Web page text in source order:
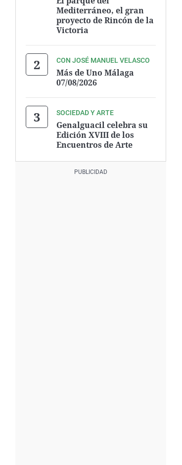
Mediterráneo, el gran
proyecto de Rincón de la
Victoria
CON JOSÉ MANUEL VELASCO
Más de Uno Málaga
07/08/2026
SOCIEDAD Y ARTE
Genalguacil celebra su
Edición XVIII de los
Encuentros de Arte